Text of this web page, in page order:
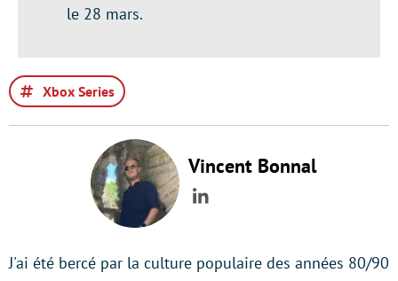
le 28 mars.
Xbox Series
Vincent Bonnal
LinkedIn
J'ai été bercé par la culture populaire des années 80/90